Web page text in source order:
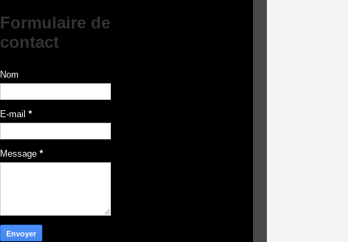
Formulaire de
contact
Nom
E-mail *
Message *